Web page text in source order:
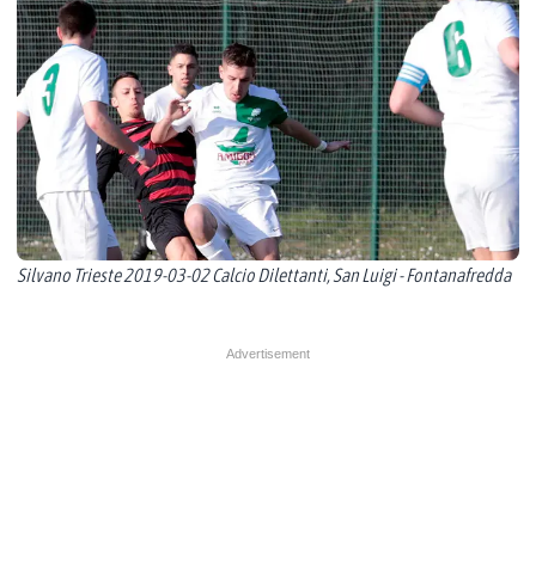
Silvano Trieste 2019-03-02 Calcio Dilettanti, San Luigi - Fontanafredda